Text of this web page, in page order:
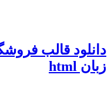
دانلود قالب
زبان html